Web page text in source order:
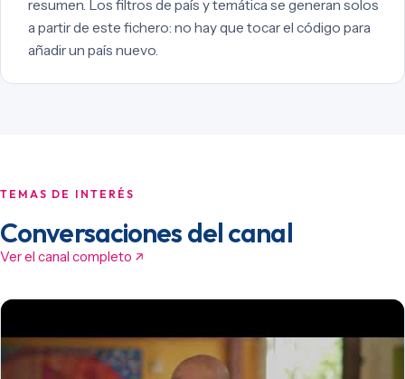
resumen. Los filtros de país y temática se generan solos
a partir de este fichero: no hay que tocar el código para
añadir un país nuevo.
TEMAS DE INTERÉS
Conversaciones del canal
Ver el canal completo